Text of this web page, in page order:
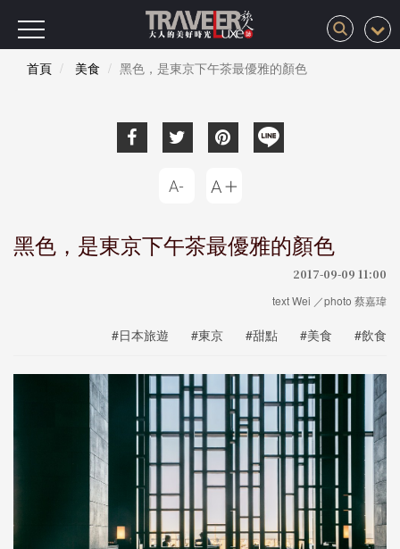
首頁 美食 黑色，是東京下午茶最優雅的顏色
黑色，是東京下午茶最優雅的顏色
2017-09-09 11:00
text Wei ／photo 蔡嘉瑋
#日本旅遊 #東京 #甜點 #美食 #飲食